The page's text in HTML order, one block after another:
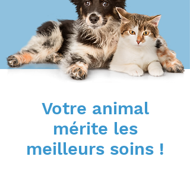
Votre animal
mérite les
meilleurs soins !